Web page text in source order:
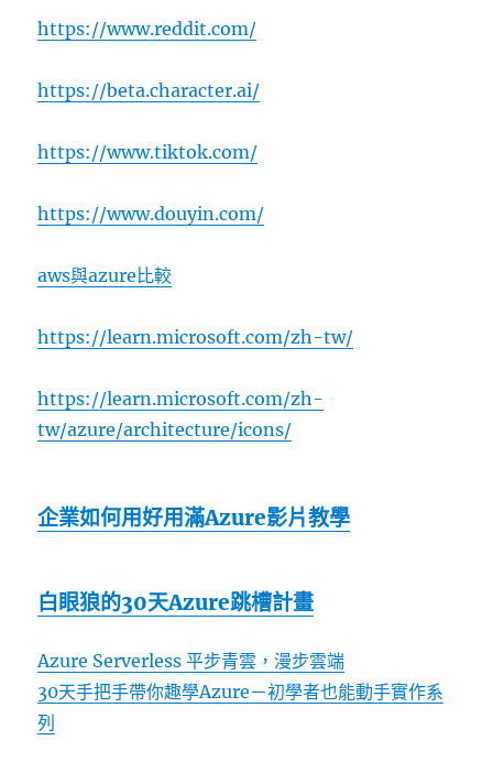
https://www.reddit.com/
https://beta.character.ai/
https://www.tiktok.com/
https://www.douyin.com/
aws與azure比較
https://learn.microsoft.com/zh-tw/
https://learn.microsoft.com/zh-
tw/azure/architecture/icons/
企業如何用好用滿Azure影片教學
白眼狼的30天Azure跳槽計畫
Azure Serverless 平步青雲，漫步雲端
30天手把手帶你趣學Azure－初學者也能動手實作系
列